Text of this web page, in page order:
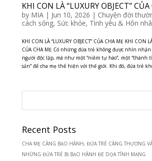
KHI CON LÀ “LUXURY OBJECT”
by MIA| Jun 10, 2026 | Chuyện đời
cách sống, Sức khỏe, Tình yêu & Hôn
KHI CON LÀ “LUXURY OBJECT” CỦA CHA MẸ KHI CON
CỦA CHA MẸ Có những đứa trẻ không được nhìn
người độc lập, mà như một “niềm tự hào”, một “thành
sản” để cha mẹ thể hiện với thế giới. Khi đó, đứa trẻ
Recent Posts
CHA MẸ CÀNG BẠO HÀNH, ĐỨA TRẺ CÀNG THƯƠNG
NHỮNG ĐỨA TRẺ BỊ BẠO HÀNH ĐE DỌA TÍNH MẠNG